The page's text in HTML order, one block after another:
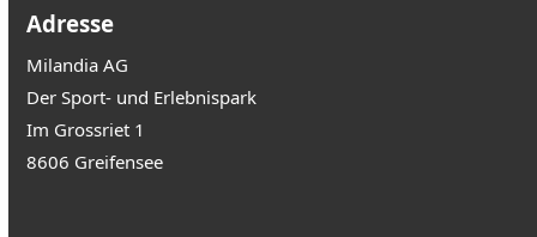
Adresse
Milandia AG
Der Sport- und Erlebnispark
Im Grossriet 1
8606 Greifensee